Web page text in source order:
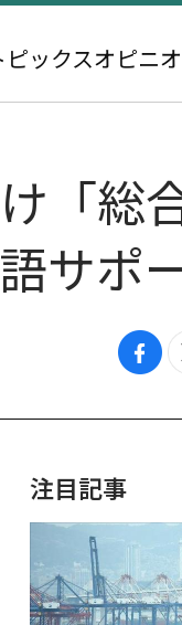
ピックスオピニ
「総
サポ
注目記事